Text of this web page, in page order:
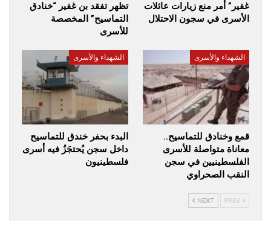
غفير” أمر منع زيارات عائلات
الأسرى في سجون الاحتلال
تظهر تفقد بن غفير “خنادق
التماسيح” المخصصة
للأسرى
الشهداء والأسرى
قمع وخنادق للتماسيح..
معاناة متواصلة للأسرى
الفلسطينيين في سجن
النقب الصحراوي
الشهداء والأسرى
البدء بحفر خندق للتماسيح
داخل سجن يُحتجَزُ فيه أسرى
فلسطينيون
NEXT